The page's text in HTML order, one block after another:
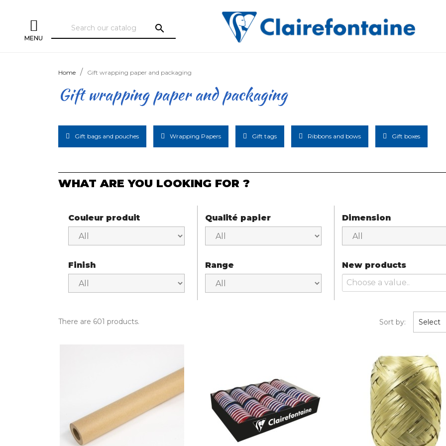
MENU
search
Home Gift wrapping paper and packaging
Gift wrapping paper and packaging
Gift bags and pouches Wrapping Papers Gift tags Ribbons and bows Gift boxes
WHAT ARE YOU LOOKING FOR ?
Couleur produit Qualité papier Dimension
Finish Range New products
There are 601 products. Sort by: Select